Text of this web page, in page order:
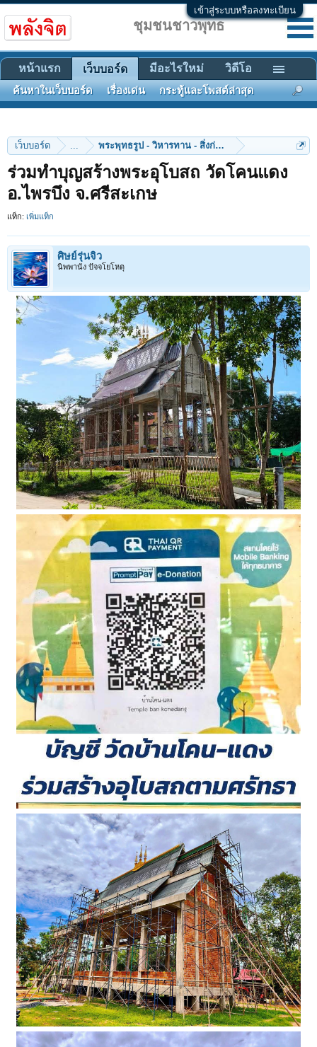
เข้าสู่ระบบหรือลงทะเบียน
เว็บบอร์ด ... พระพุทธรูป - วิหารทาน - สิ่งก่อสร้าง
ร่วมทําบุญสร้างพระอุโบสถ วัดโคนแดง
อ.ไพรบึง จ.ศรีสะเกษ
แท็ก: เพิ่มแท็ก
ศิษย์รุ่นจิ๋ว
นิพพานัง ปัจจโยโหตุ
ชุมชนชาวพุทธ
หน้าแรก เว็บบอร์ด
ค้นหาในเว็บบอร์ด เรื่องเด่น กระทู้และโพสต์ล่าสุด
มีอะไรใหม่ วิดีโอ